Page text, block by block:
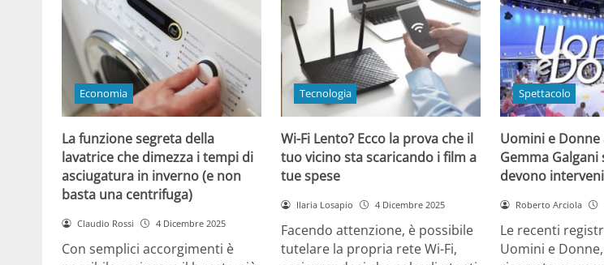
Economia
La funzione segreta della
lavatrice che dimezza i tempi di
asciugatura in inverno (e non
basta una centrifuga)
Claudio Rossi 4 Dicembre 2025
Con semplici accorgimenti è
Tecnologia
Wi-Fi Lento? Ecco la prova che il
tuo vicino sta scaricando i film a
tue spese
Ilaria Losapio 4 Dicembre 2025
Facendo attenzione, è possibile
tutelare la propria rete Wi-Fi,
Spettacolo
Uomini e
Gemma Galgani
devono
Roberto Arciola
Le recenti
Uomini e